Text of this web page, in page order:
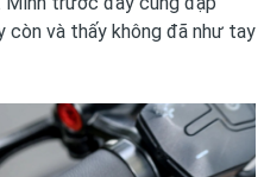
còn và thấy không đã như tay